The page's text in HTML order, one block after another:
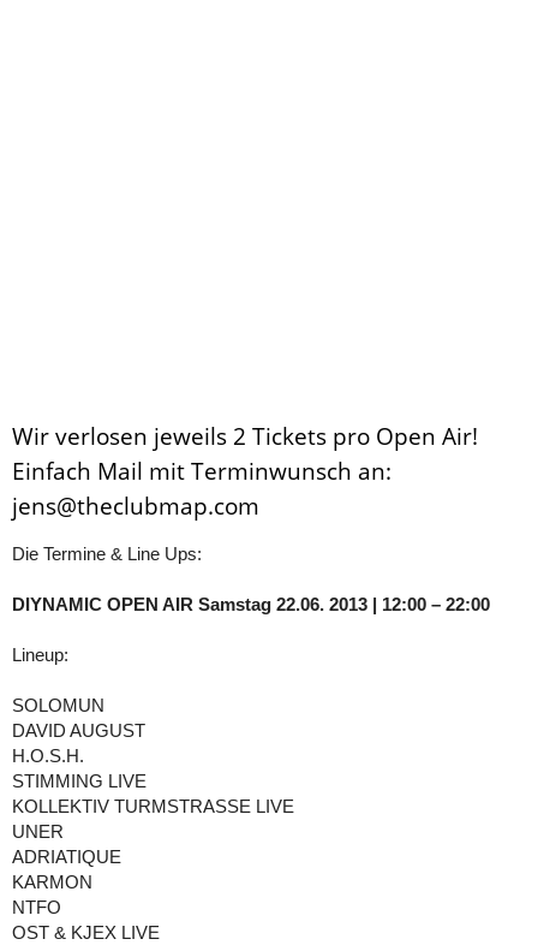
Wir verlosen jeweils 2 Tickets pro Open Air!
Einfach Mail mit Terminwunsch an:
jens@theclubmap.com
Die Termine & Line Ups:
DIYNAMIC OPEN AIR Samstag 22.06. 2013 | 12:00 – 22:00
Lineup:
SOLOMUN
DAVID AUGUST
H.O.S.H.
STIMMING LIVE
KOLLEKTIV TURMSTRASSE LIVE
UNER
ADRIATIQUE
KARMON
NTFO
OST & KJEX LIVE